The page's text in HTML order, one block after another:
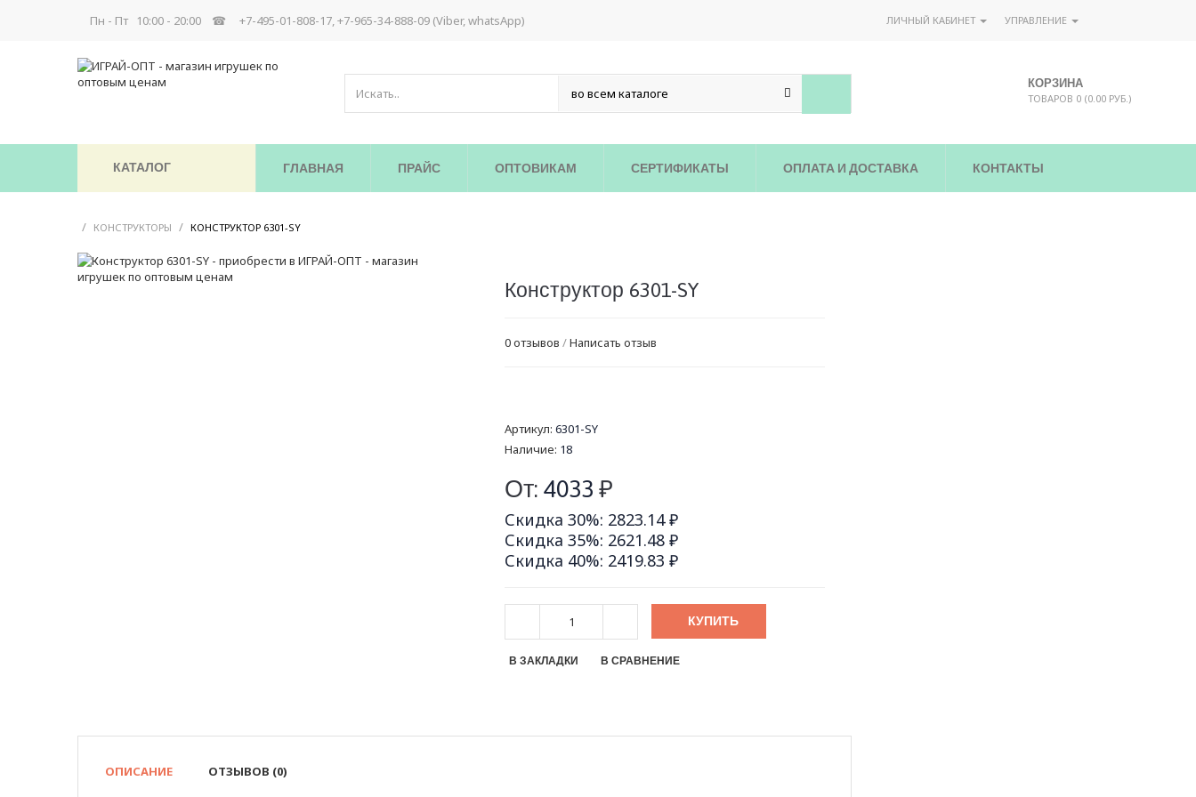
Пн - Пт 10:00 - 20:00 ☎ +7-495-01-808-17, +7-965-34-888-09 (Viber, whatsApp) ЛИЧНЫЙ КАБИНЕТ УПРАВЛЕНИЕ
КОРЗИНА
ТОВАРОВ 0 (0.00 РУБ.)
КАТАЛОГ ГЛАВНАЯ ПРАЙС ОПТОВИКАМ СЕРТИФИКАТЫ ОПЛАТА И ДОСТАВКА КОНТАКТЫ
/ КОНСТРУКТОРЫ / КОНСТРУКТОР 6301-SY
Конструктор 6301-SY
0 отзывов /Написать отзыв
Артикул: 6301-SY
Наличие: 18
От: 4033 ₽
Скидка 30%: 2823.14 ₽
Скидка 35%: 2621.48 ₽
Скидка 40%: 2419.83 ₽
КУПИТЬ
В ЗАКЛАДКИ В СРАВНЕНИЕ
ОПИСАНИЕ ОТЗЫВОВ (0)